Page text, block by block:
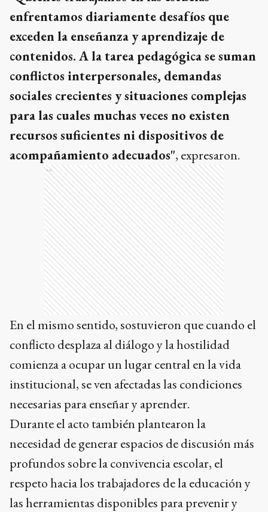
enfrentamos diariamente desafíos que
exceden la enseñanza y aprendizaje de
contenidos. A la tarea pedagógica se suman
conflictos interpersonales, demandas
sociales crecientes y situaciones complejas
para las cuales muchas veces no existen
recursos suficientes ni dispositivos de
acompañamiento adecuados", expresaron.
Ads
En el mismo sentido, sostuvieron que cuando el
conflicto desplaza al diálogo y la hostilidad
comienza a ocupar un lugar central en la vida
institucional, se ven afectadas las condiciones
necesarias para enseñar y aprender.
Durante el acto también plantearon la
necesidad de generar espacios de discusión más
profundos sobre la convivencia escolar, el
respeto hacia los trabajadores de la educación y
las herramientas disponibles para prevenir y